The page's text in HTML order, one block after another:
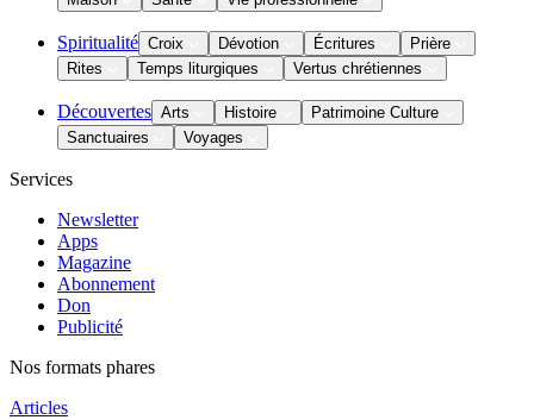
Spiritualité Croix Dévotion Écritures
Prière
Rites
Temps liturgiques Vertus chrétiennes
Découvertes Arts Histoire
Patrimoine Culture
Sanctuaires
Voyages
Services
Newsletter
Apps
Magazine
Abonnement
Don
Publicité
Nos formats phares
Articles